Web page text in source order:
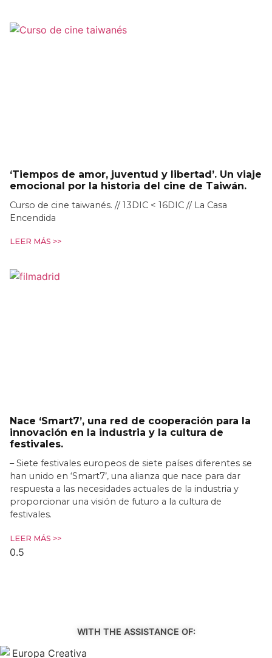
‘Tiempos de amor, juventud y libertad’. Un viaje
emocional por la historia del cine de Taiwán.
Curso de cine taiwanés. // 13DIC < 16DIC // La Casa
Encendida
LEER MÁS >>
Nace ‘Smart7’, una red de cooperación para la
innovación en la industria y la cultura de
festivales.
– Siete festivales europeos de siete países diferentes se
han unido en ‘Smart7’, una alianza que nace para dar
respuesta a las necesidades actuales de la industria y
proporcionar una visión de futuro a la cultura de
festivales.
LEER MÁS >>
WITH THE ASSISTANCE OF: